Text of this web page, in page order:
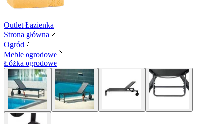
Outlet Łazienka
Strona główna
Ogród
Meble ogrodowe
Łóżka ogrodowe